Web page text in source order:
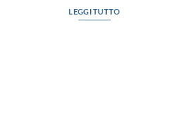
LEGGI TUTTO